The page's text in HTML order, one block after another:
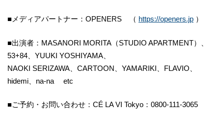
■メディアパートナー：OPENERS （ https://openers.jp ）
■出演者：MASANORI MORITA（STUDIO APARTMENT）、
53+84、YUUKI YOSHIYAMA、
NAOKI SERIZAWA、CARTOON、YAMARIKI、FLAVIO、
hidemi、na-na etc
■ご予約・お問い合わせ：CÉ LA VI Tokyo：0800-111-3065